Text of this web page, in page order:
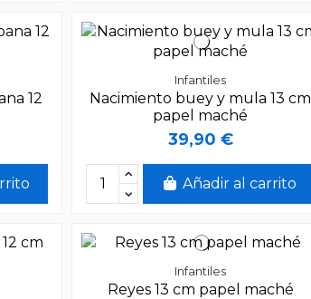
12
Infantiles
Nacimiento buey y mula 13 cm
papel maché
39,90 €
Añadir al carrito
Infantiles
Reyes 13 cm papel maché